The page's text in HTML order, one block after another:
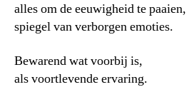
alles om de eeuwigheid te paaien,
spiegel van verborgen emoties.
Bewarend wat voorbij is,
als voortlevende ervaring.